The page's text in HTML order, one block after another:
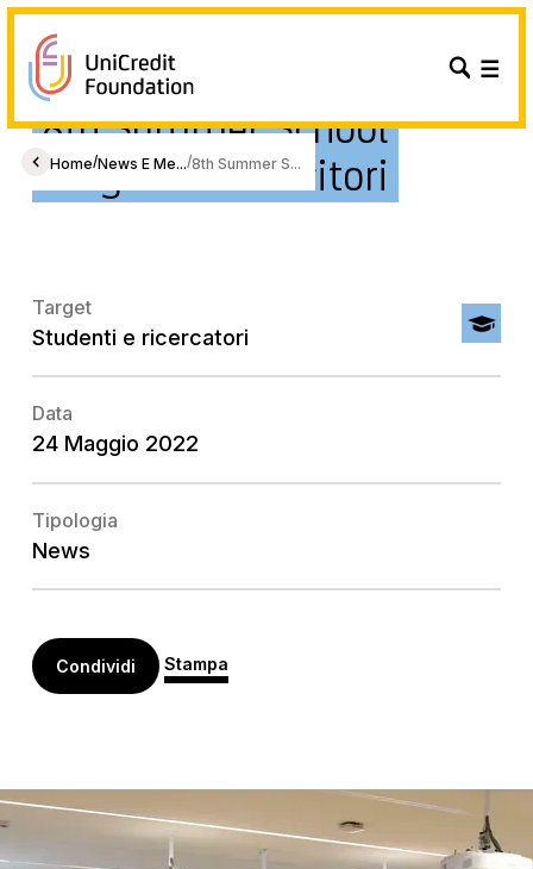
Home/News E Me.../8th Summer S...
8th Summer School
Program - I vincitori
Target
Studenti e ricercatori
Data
24 Maggio 2022
Tipologia
News
Condividi Stampa